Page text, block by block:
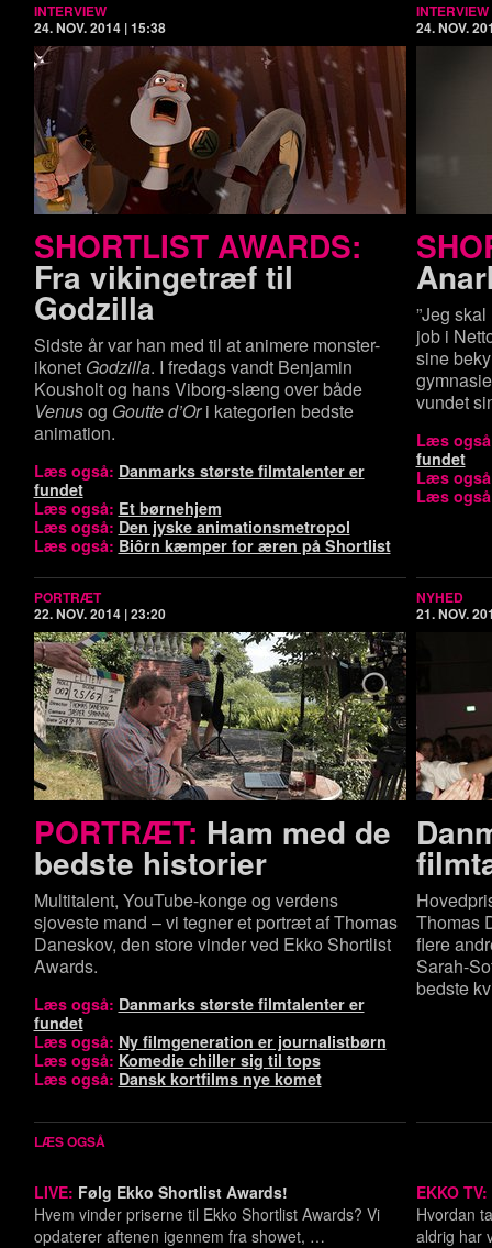
INTERVIEW
24. NOV. 2014 | 15:38
SHORTLIST AWARDS:
Fra vikingetræf til
Godzilla
Sidste år var han med til at animere monster-
ikonet Godzilla. I fredags vandt Benjamin
Kousholt og hans Viborg-slæng over både
Venusog Goutte d’Ori kategorien bedste
animation.
Læs også: Danmarks største filmtalenter er
fundet
Læs også: Et børnehjem
Læs også: Den jyske animationsmetropol
Læs også: Biôrn kæmper for æren på Shortlist
INTERVIEW
24. NOV.
”Jeg
job i
sine
vundet
Læs
fundet
Læs
Læs
PORTRÆT
22. NOV. 2014 | 23:20
PORTRÆT: Ham med de
bedste historier
Multitalent, YouTube-konge og verdens
sjoveste mand – vi tegner et portræt af Thomas
Daneskov, den store vinder ved Ekko Shortlist
Awards.
Læs også: Danmarks største filmtalenter er
fundet
Læs også: Ny filmgeneration er journalistbørn
Læs også: Komedie chiller sig til tops
Læs også: Dansk kortfilms nye komet
NYHED
21. NOV.
Thomas
flere
Sarah-
bedste
LÆS OGSÅ
LIVE: Følg Ekko Shortlist Awards!
Hvem vinder priserne til Ekko Shortlist Awards? Vi
opdaterer aftenen igennem fra showet, …
EKKO TV:
Hvordan
aldrig har